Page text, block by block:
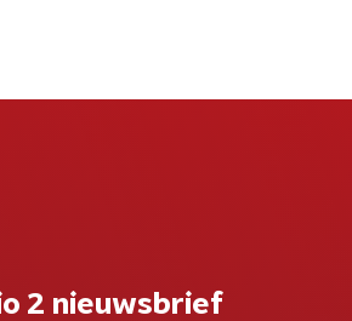
2 nieuwsbrief